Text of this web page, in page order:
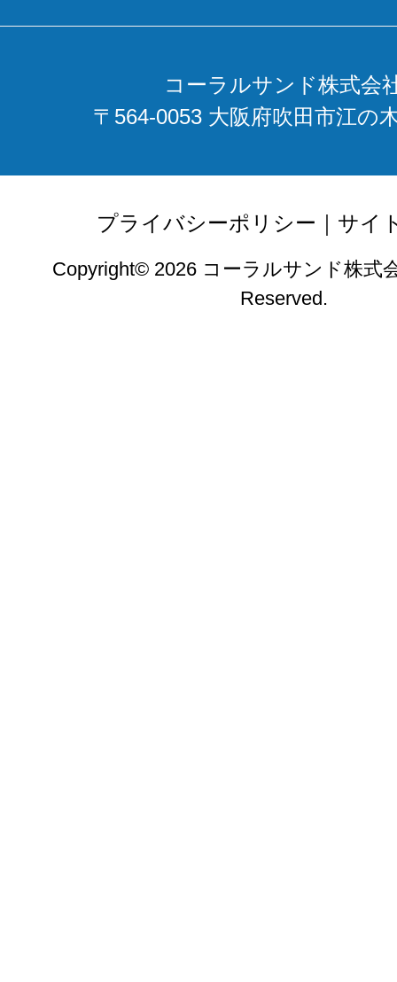
コーラルサンド株式会
〒564-0053 大阪府吹田市江の
プライバシーポリシー サイ
Copyright© 2026 コーラルサンド株式
Reserved.